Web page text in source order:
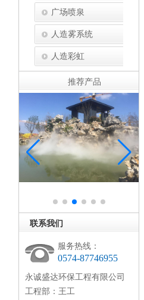
广场喷泉
人造雾系统
人造彩虹
推荐产品
联系我们
服务热线：
0574-87746955
永诚盛达环保工程有限公司
工程部：王工